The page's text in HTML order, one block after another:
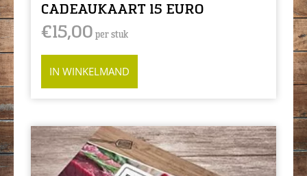
CADEAUKAART 15 EURO
€15,00 per stuk
IN WINKELMAND